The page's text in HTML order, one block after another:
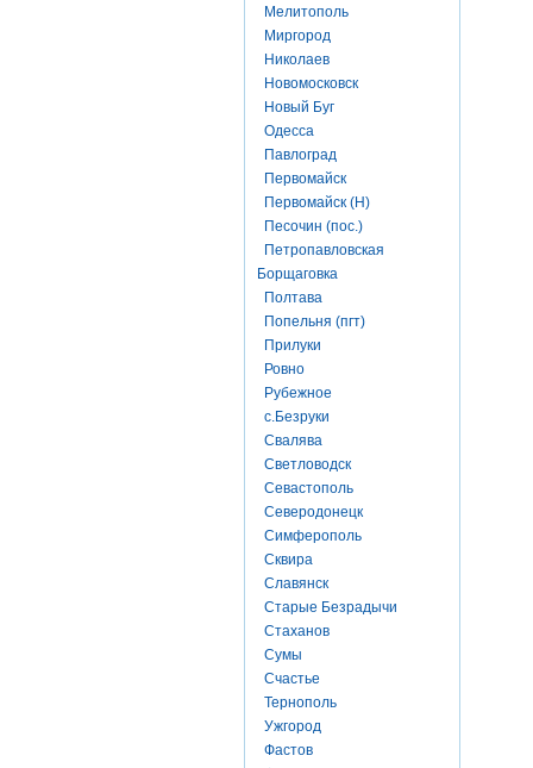
Мелитополь
Миргород
Николаев
Новомосковск
Новый Буг
Одесса
Павлоград
Первомайск
Первомайск (Н)
Песочин (пос.)
Петропавловская
Борщаговка
Полтава
Попельня (пгт)
Прилуки
Ровно
Рубежное
с.Безруки
Свалява
Светловодск
Севастополь
Северодонецк
Симферополь
Сквира
Славянск
Старые Безрадычи
Стаханов
Сумы
Счастье
Тернополь
Ужгород
Фастов